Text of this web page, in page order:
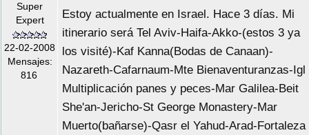
Super
Expert
22-02-2008
Mensajes:
816
Estoy actualmente en Israel. Hace 3 días. Mi
itinerario será Tel Aviv-Haifa-Akko-(estos 3 ya
los visité)-Kaf Kanna(Bodas de Canaan)-
Nazareth-Cafarnaum-Mte Bienaventuranzas-Igl
Multiplicación panes y peces-Mar Galilea-Beit
She'an-Jericho-St George Monastery-Mar
Muerto(bañarse)-Qasr el Yahud-Arad-Fortaleza